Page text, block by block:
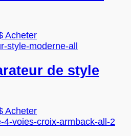
Plage
de
15.55 $
à
AcheterCe
produit
plusieurs
variations.
peuvent
être
de style
Plage
de
AcheterCe
produit